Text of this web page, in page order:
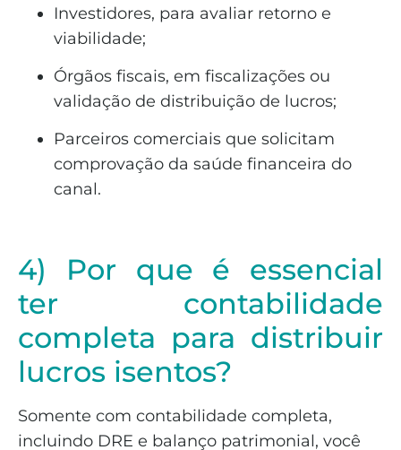
Investidores, para avaliar retorno e
viabilidade;
Órgãos fiscais, em fiscalizações ou
validação de distribuição de lucros;
Parceiros comerciais que solicitam
comprovação da saúde financeira do
canal.
4) Por que é essencial
ter contabilidade
completa para distribuir
lucros isentos?
Somente com contabilidade completa,
incluindo DRE e balanço patrimonial, você